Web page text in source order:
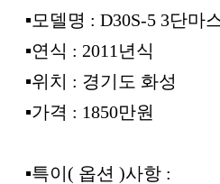
▪︎모델명 : D30S-5 3단마
▪︎연식 : 2011년식
▪︎위치 : 경기도 화성
▪︎가격 : 1850만원
▪︎특이( 옵션 )사항 :